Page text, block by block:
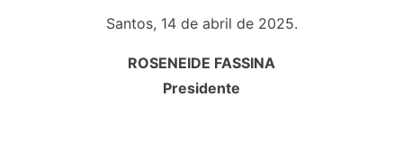
Santos, 14 de abril de 2025.
ROSENEIDE FASSINA
Presidente